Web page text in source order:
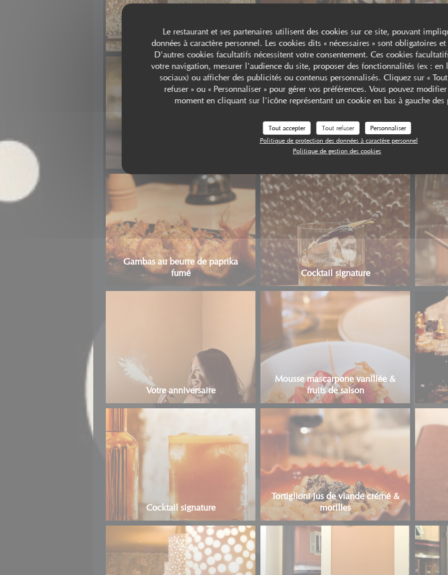
Le restaurant et ses partenaires utilisent des cookies sur ce site, pouvant
données à caractère personnel. Les cookies dits « nécessaires » sont obligatoires
D'autres cookies facultatifs nécessitent votre consentement. Ces cookies
votre navigation, mesurer l'audience du site, proposer des fonctionnalités (ex : en
sociaux) ou afficher des publicités ou contenus personnalisés. Cliquez sur « Tout
refuser » ou « Personnaliser » pour gérer vos préférences. Vous pouvez
moment en cliquant sur l'icône représentant un cookie en bas à gauche des
Tout accepter Tout refuser
Personnaliser
Politique de protection des données à caractère personnel
Politique de gestion des cookies
Le bar Athmosphère chaleureuse Filet
Burrata fumée
Gambas au beurre de paprika
fumé
Cocktail signature
Votre anniversaire
Mousse mascarpone vanillée &
fruits de saison
Cocktail signature
Tortiglioni jus de viande crémé &
morilles